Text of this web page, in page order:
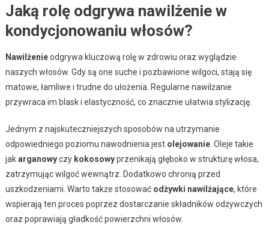
Jaką rolę odgrywa nawilżenie w
kondycjonowaniu włosów?
Nawilżenieodgrywa kluczową rolę w zdrowiu oraz wyglądzie
naszych włosów. Gdy są one suche i pozbawione wilgoci, stają się
matowe, łamliwe i trudne do ułożenia. Regularne nawilżanie
przywraca im blask i elastyczność, co znacznie ułatwia stylizację.
Jednym z najskuteczniejszych sposobów na utrzymanie
odpowiedniego poziomu nawodnienia jest olejowanie. Oleje takie
jakarganowyczy kokosowyprzenikają głęboko w strukturę włosa,
zatrzymując wilgoć wewnątrz. Dodatkowo chronią przed
uszkodzeniami. Warto także stosować odżywki nawilżające, które
wspierają ten proces poprzez dostarczanie składników odżywczych
oraz poprawiają gładkość powierzchni włosów.